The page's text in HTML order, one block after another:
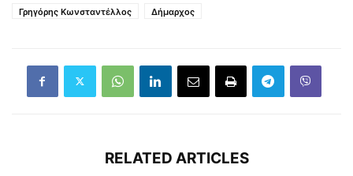
Γρηγόρης Κωνσταντέλλος
Δήμαρχος
RELATED ARTICLES